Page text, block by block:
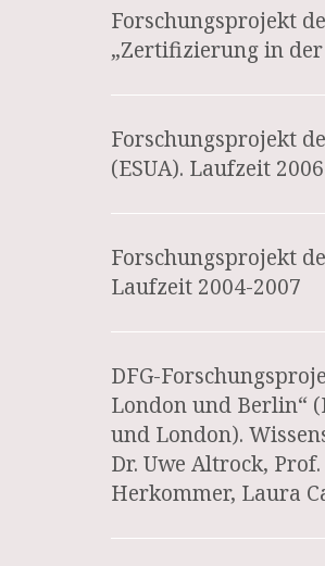
Forschungsprojekt
„Zertifizierung in
Forschungsprojekt
(ESUA). Laufzeit
Forschungsprojekt
Laufzeit 2004-2007
DFG-
London und Berlin“
und London).
Dr. Uwe Altrock,
Herkommer, Laura